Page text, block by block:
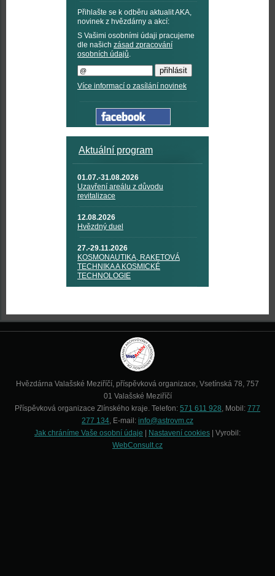
Přihlašte se k odběru aktualit AKA,
novinek z hvězdárny a akcí:
S Vašimi osobními údaji pracujeme
dle našich zásad zpracování
osobních údajů
Více informací o zasílání novinek
Aktuální program
01.07.-31.08.2026
Uzavření areálu z důvodu
revitalizace
12.08.2026
Hvězdný duel
27.-29.11.2026
KOSMONAUTIKA, RAKETOVÁ
TECHNIKA A KOSMICKÉ
TECHNOLOGIE
Hvězdárna Valašské Meziříčí, příspěvková organizace, Vsetínská 78, 757
01 Valašské Meziříčí
Příspěvková organizace Zlínského kraje. Telefon: 571 611 928 , Mobil: 777
277 134 , E-mail: info@astrovm.cz
Jak chráníme Vaše osobní údaje | Nastavení cookies | Vyrobil:
WebConsult.cz